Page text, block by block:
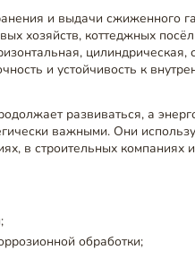
и выдачи сжиженного
хозяйств, коттеджных
цилиндрическая, с
и устойчивость к
развиваться, а
важными. Они
в строительных компаниях
обработки;